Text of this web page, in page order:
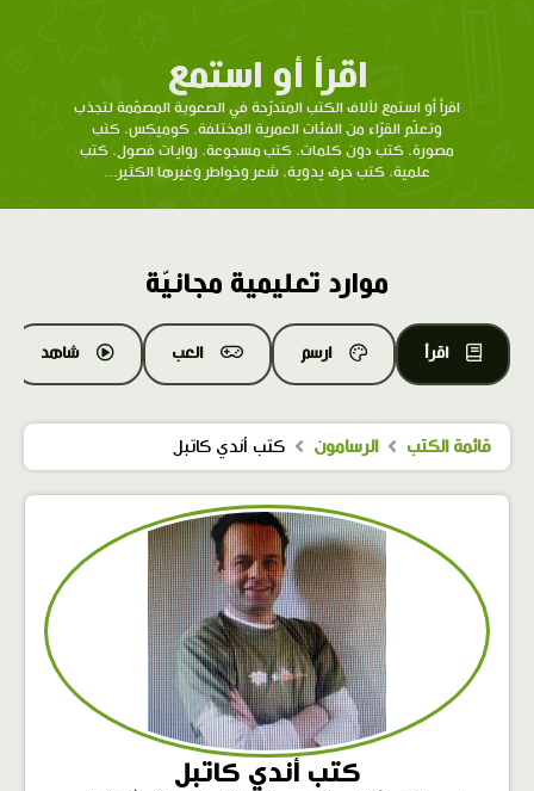
اقرأ أو استمع
اقرأ أو استمع لآلاف الكتب المتدرّحة في الصعوبة المصمّمة لتجذب
وتعلّم القرّاء من الفئات العمرية المختلفة. كوميكس، كتب
مصورة، كتب دون كلمات، كتب مسجوعة، روايات فصول، كتب
علمية، كتب حرف يدوية، شعر وخواطر وغيرها الكثير...
موارد تعليمية مجانيّة
اقرأ ارسم العب شاهد
قائمة الكتب الرسامون كتب أندي كاتبل
كتب أندي كاتبل